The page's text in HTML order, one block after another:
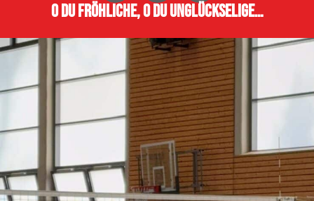
O du fröhliche, o du unglückselige…